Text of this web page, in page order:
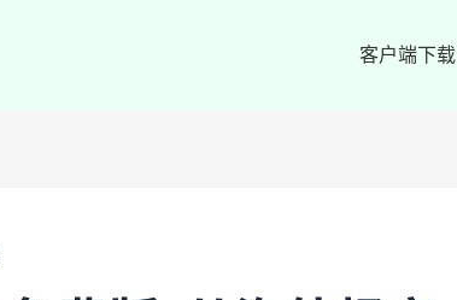
客户端下载